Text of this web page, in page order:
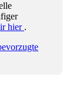
hier .